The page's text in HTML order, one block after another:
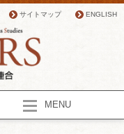
サイトマップ ENGLISH
MENU